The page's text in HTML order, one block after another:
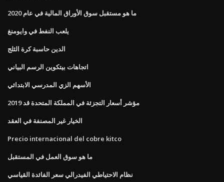
ما هو مستقبل سوق الأوراق المالية في عام 2020
يلعب النفط في وايومنغ
الدين حاسبة كرة الثلج
اتجاهات بيتكوين الرسم البياني
الأسهم الزي المدرسي الابتدائي
مؤشر أسعار التجزئة في المملكة المتحدة قد 2019
الخيار غير المصنفة في العقد
Precio internacional del cobre kitco
ما هو سوق العمل في المستقبل
نظام الاحتياطي الفيدرالي سعر الفائدة القياسي